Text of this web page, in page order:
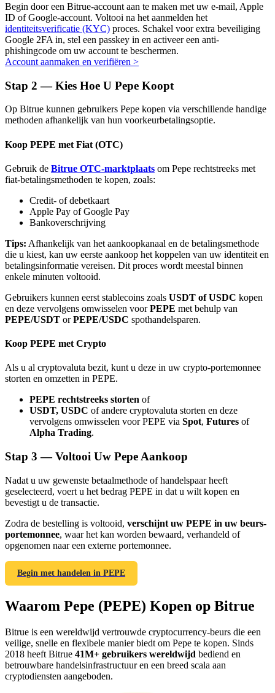
Leer staken
Meer informatie over het verdienen van passief inkomen
Bitrue
AI
Bitrue Affiliates
Doorverwijzing
Nodig een vriend uit om contante beloningen te ontvangen
BTC Welcome Rewards
BTC Welcome Rewards
Deposit & Trade BTC to Share 25000 USDT prize pool!
Begin door een Bitrue-account aan te maken met uw e-mail, Apple
ID of Google-account. Voltooi na het aanmelden het
identiteitsverificatie (KYC) proces. Schakel voor extra beveiliging
Google 2FA in, stel een passkey in en activeer een anti-
phishingcode om uw account te beschermen.
Account aanmaken en verifiëren >
Stap 2 — Kies Hoe U Pepe Koopt
Op Bitrue kunnen gebruikers Pepe kopen via verschillende handige
methoden afhankelijk van hun voorkeurbetalingsoptie.
Koop PEPE met Fiat (OTC)
Gebruik de Bitrue OTC-marktplaats om Pepe rechtstreeks met
fiat-betalingsmethoden te kopen, zoals:
Credit- of debetkaart
Apple Pay of Google Pay
Bankoverschrijving
Tips: Afhankelijk van het aankoopkanaal en de betalingsmethode
die u kiest, kan uw eerste aankoop het koppelen van uw identiteit en
betalingsinformatie vereisen. Dit proces wordt meestal binnen
enkele minuten voltooid.
Gebruikers kunnen eerst stablecoins zoals USDT of USDC kopen
en deze vervolgens omwisselen voorPEPE met behulp van
PEPE/USDT orPEPE/USDC spothandelsparen.
Koop PEPE met Crypto
Als u al cryptovaluta bezit, kunt u deze in uw crypto-portemonnee
storten en omzetten in PEPE.
PEPE rechtstreeks storten of
USDT, USDC of andere cryptovaluta storten en deze
vervolgens omwisselen voor PEPE via Spot, Futures of
Alpha Trading.
Stap 3 —Voltooi Uw Pepe Aankoop
Nadat u uw gewenste betaalmethode of handelspaar heeft
geselecteerd, voert u het bedrag PEPE in dat u wilt kopen en
bevestigt u de transactie.
Zodra de bestelling is voltooid, verschijnt uw PEPE in uw beurs-
portemonnee, waar het kan worden bewaard, verhandeld of
opgenomen naar een externe portemonnee.
Begin met handelen in PEPE
Waarom Pepe (PEPE) Kopen op Bitrue
Bitrue is een wereldwijd vertrouwde cryptocurrency-beurs die een
veilige, snelle en flexibele manier biedt om Pepe te kopen. Sinds
2018 heeft Bitrue 41M+ gebruikers wereldwijd bediend en
betrouwbare handelsinfrastructuur en een breed scala aan
cryptodiensten aangeboden.